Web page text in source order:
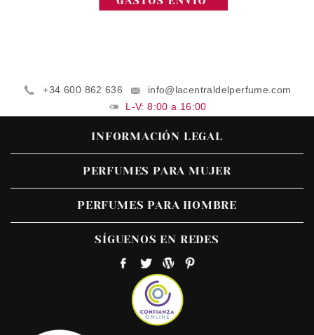
+34 600 862 636
info@lacentraldelperfume.com
L-V: 8:00 a 16:00
INFORMACIÓN LEGAL
PERFUMES PARA MUJER
PERFUMES PARA HOMBRE
SÍGUENOS EN REDES